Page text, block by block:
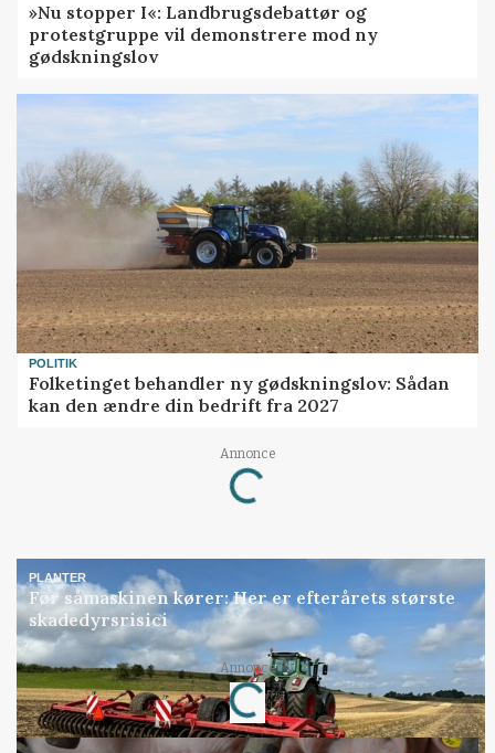
»Nu stopper I«: Landbrugsdebattør og
protestgruppe vil demonstrere mod ny
gødskningslov
POLITIK
Folketinget behandler ny gødskningslov: Sådan
kan den ændre din bedrift fra 2027
Annonce
Loading...
PLANTER
Før såmaskinen kører: Her er efterårets største
skadedyrsrisici
Annonce
Loading...